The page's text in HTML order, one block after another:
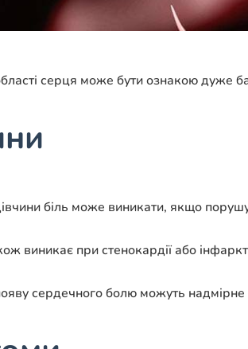
серця може бути ознакою дуже
біль може виникати, якщо
виникає при стенокардії або
сердечного болю можуть